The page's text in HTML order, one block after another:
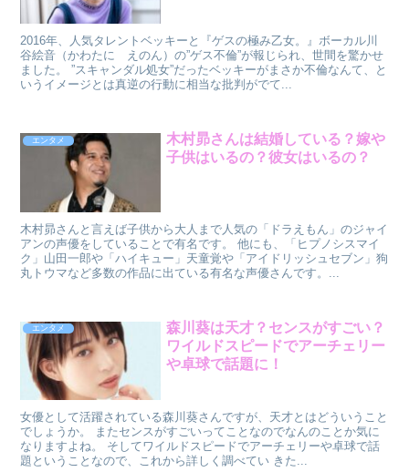
2016年、人気タレントベッキーと『ゲスの極み乙女。』ボーカル川
谷絵音（かわたに えのん）の”ゲス不倫”が報じられ、世間を驚かせ
ました。 ”スキャンダル処女”だったベッキーがまさか不倫なんて、と
いうイメージとは真逆の行動に相当な批判がでて...
エンタメ
木村昴さんは結婚している？嫁や
子供はいるの？彼女はいるの？
木村昴さんと言えば子供から大人まで人気の「ドラえもん」のジャイ
アンの声優をしていることで有名です。 他にも、「ヒプノシスマイ
ク」山田一郎や「ハイキュー」天童覚や「アイドリッシュセブン」狗
丸トウマなど多数の作品に出ている有名な声優さんです。...
エンタメ
森川葵は天才？センスがすごい？
ワイルドスピードでアーチェリー
や卓球で話題に！
女優として活躍されている森川葵さんですが、天才とはどういうこと
でしょうか。 またセンスがすごいってことなのでなんのことか気に
なりますよね。 そしてワイルドスピードでアーチェリーや卓球で話
題ということなので、これから詳しく調べてい きた...